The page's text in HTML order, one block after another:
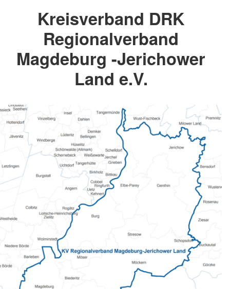
Kreisverband DRK
Regionalverband
Magdeburg -Jerichower
Land e.V.